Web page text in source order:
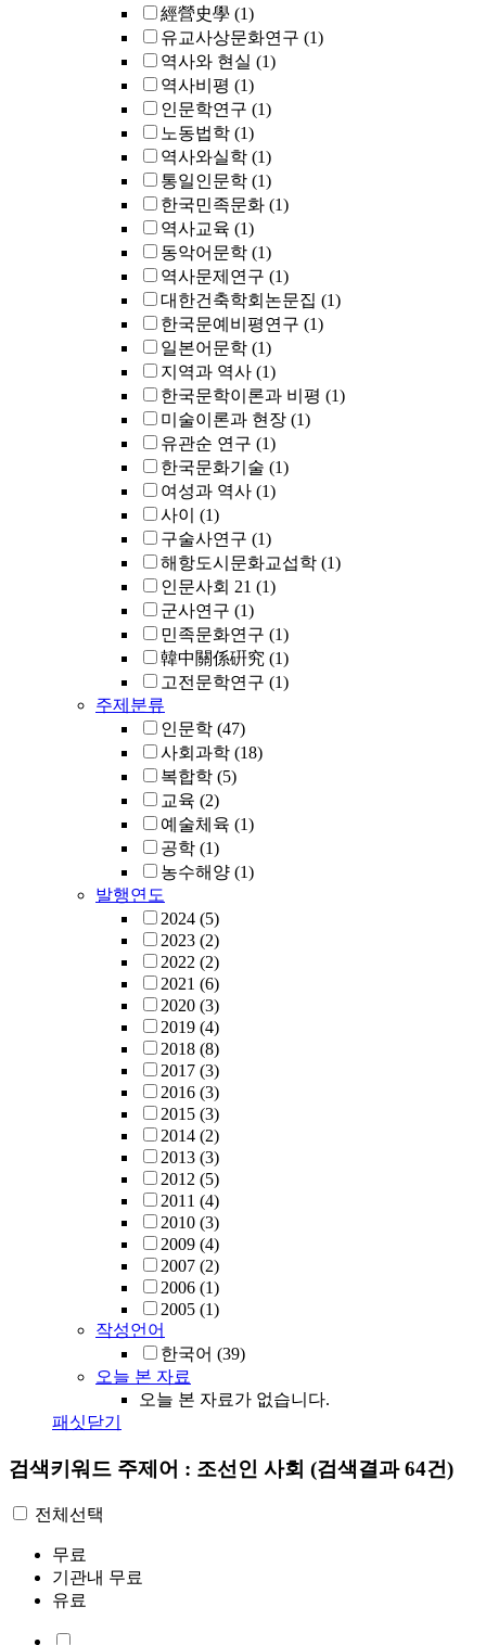
經營史學 (1)
유교사상문화연구 (1)
역사와 현실 (1)
역사비평 (1)
인문학연구 (1)
노동법학 (1)
역사와실학 (1)
통일인문학 (1)
한국민족문화 (1)
역사교육 (1)
동악어문학 (1)
역사문제연구 (1)
대한건축학회논문집 (1)
한국문예비평연구 (1)
일본어문학 (1)
지역과 역사 (1)
한국문학이론과 비평 (1)
미술이론과 현장 (1)
유관순 연구 (1)
한국문화기술 (1)
여성과 역사 (1)
사이
(1)
구술사연구 (1)
해항도시문화교섭학 (1)
인문사회 21 (1)
군사연구 (1)
민족문화연구 (1)
韓中關係硏究 (1)
고전문학연구 (1)
주제분류
인문학 (47)
사회과학 (18)
복합학 (5)
교육 (2)
예술체육 (1)
공학 (1)
농수해양 (1)
발행연도
2024 (5)
2023 (2)
2022 (2)
2021 (6)
2020 (3)
2019 (4)
2018 (8)
2017 (3)
2016 (3)
2015 (3)
2014 (2)
2013 (3)
2012 (5)
2011 (4)
2010 (3)
2009 (4)
2007 (2)
2006 (1)
2005 (1)
작성언어
한국어 (39)
오늘 본 자료
오늘 본 자료가 없습니다.
패싯닫기
검색키워드 주제어 : 조선인 사회 (검색결과 64건)
전체선택
무료
기관내 무료
유료